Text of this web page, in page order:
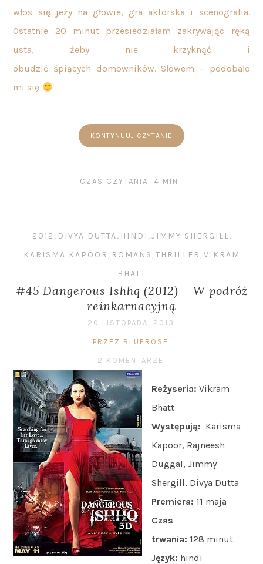
włos się jeży na głowie, gra aktorska i scenografia.
Ostatnie 20 minut przesiedziałam zakrywając ręką
usta, żeby nie krzyknąć i
obudzić śpiących domowników. Słowem – podobało
mi się
KONTYNUUJ CZYTANIE
CZAS CZYTANIA: 4 MIN
2012 , DIVYA DUTTA, HINDI ,JIMMY SHERGILL,
KARISMA KAPOOR , ROMANS ,THRILLER ,VIKRAM
BHATT
#45 Dangerous Ishhq (2012) – W podróż
reinkarnacyjną
20 LISTOPADA, 2013
PRZEZ BLUEROSE
2 KOMENTARZE
Reżyseria: Vikram
Bhatt
Występują: Karisma
Kapoor, Rajneesh
Duggal, Jimmy
Shergill, Divya Dutta
Premiera: 11 maja
Czas
trwania: 128 minut
Język: hindi